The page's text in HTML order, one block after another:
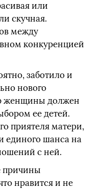
или
скучная.
между
конкуренцией
заботило и
нового
женщины должен
ее детей.
приятеля матери,
единого шанса на
с ней.
причины
нравится и не